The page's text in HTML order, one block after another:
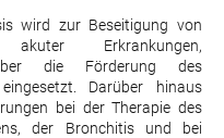
wird zur Beseitigung von
akuter Erkrankungen,
die Förderung des
Darüber hinaus
bei der Therapie des
der Bronchitis und bei